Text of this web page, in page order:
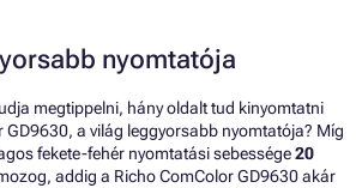
nyomtatója
megtippelni, hány oldalt tud kinyomtatni
GD9630, a világ leggyorsabb nyomtatója? Míg
fekete-fehér nyomtatási sebessége20
addig a Richo ComColor GD9630 akár